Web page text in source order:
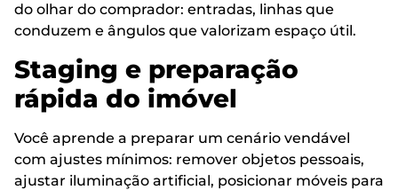
do olhar do comprador: entradas, linhas que
conduzem e ângulos que valorizam espaço útil.
Staging e preparação
rápida do imóvel
Você aprende a preparar um cenário vendável
com ajustes mínimos: remover objetos pessoais,
ajustar iluminação artificial, posicionar móveis para